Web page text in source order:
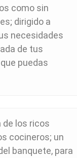
como sin
dirigido a
necesidades
de tus
puedas
de los ricos
cocineros; un
banquete, para